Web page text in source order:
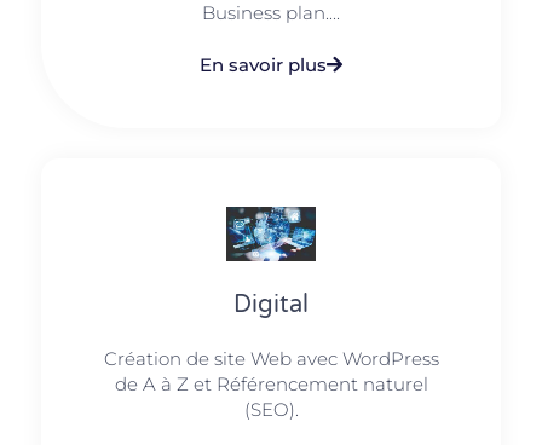
Business plan....
En savoir plus
Digital
Création de site Web avec WordPress
de A à Z et Référencement naturel
(SEO).